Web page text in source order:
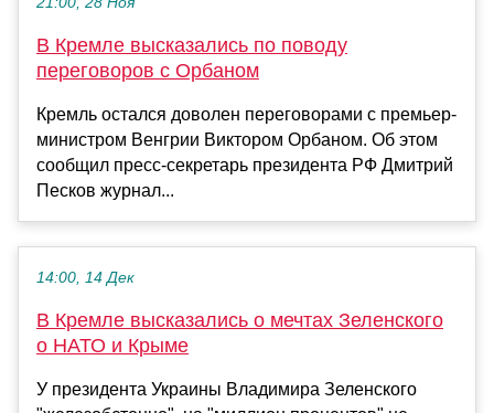
В Кремле высказались по поводу
переговоров с Орбаном
Кремль остался доволен переговорами с премьер-
министром Венгрии Виктором Орбаном. Об этом
сообщил пресс-секретарь президента РФ Дмитрий
Песков журнал...
14:00, 14 Дек
В Кремле высказались о мечтах Зеленского
о НАТО и Крыме
У президента Украины Владимира Зеленского